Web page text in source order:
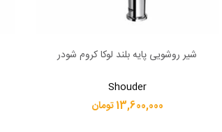
اطلاعات بیشتر
شیر روشویی پایه بلند لوکا کروم شودر
Shouder
13,600,000 تومان